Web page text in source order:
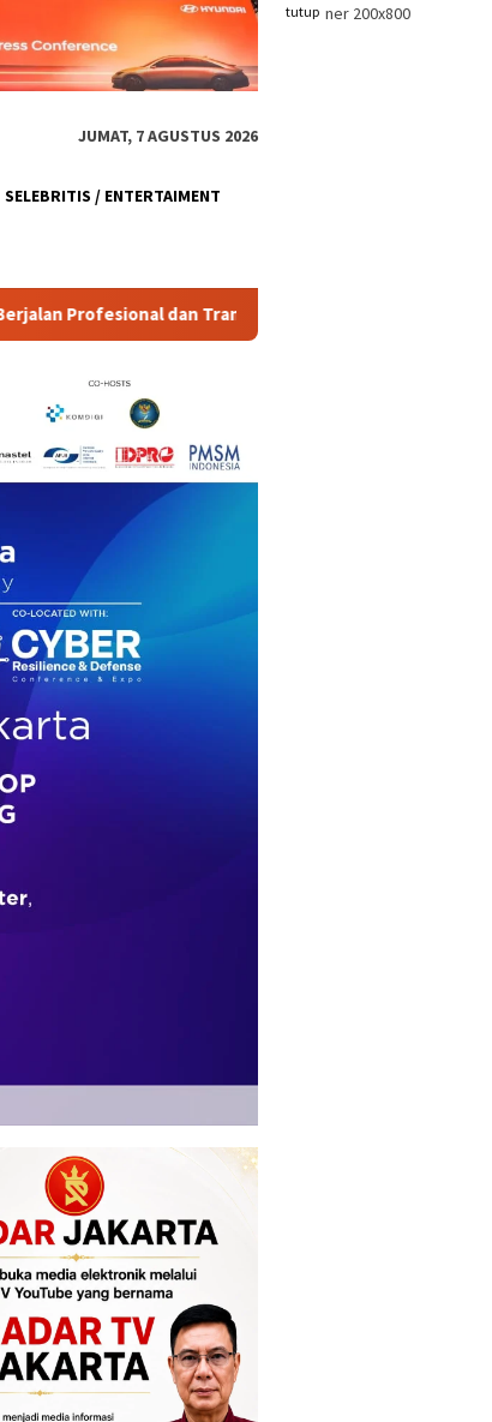
tutup
JUMAT, 7 AGUSTUS 2026
SELEBRITIS / ENTERTAIMENT
Polda Metro Jaya Tindak Konten Provokatif,